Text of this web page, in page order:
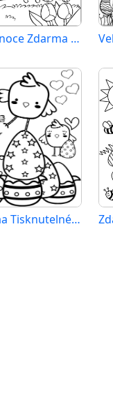
Velikonoce Zdarma Vymalovatelné Obrázek
Zdarma Tisknutelné Velikonoce